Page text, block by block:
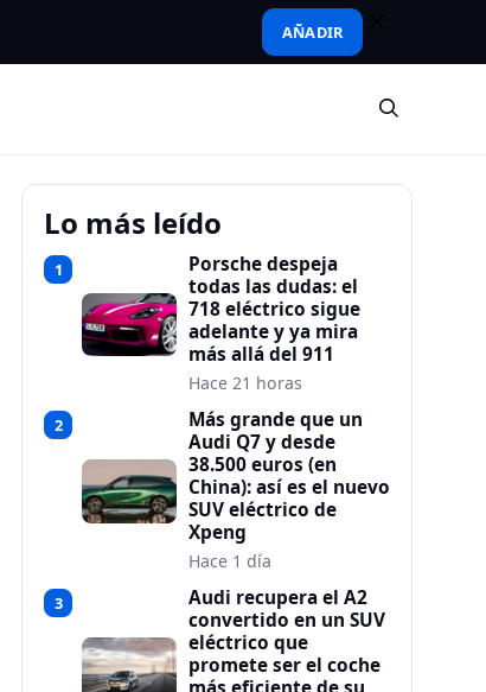
AÑADIR
Lo más leído
1
Porsche despeja
todas las dudas: el
718 eléctrico sigue
adelante y ya mira
más allá del 911
Hace 21 horas
2
Más grande que un
Audi Q7 y desde
38.500 euros (en
China): así es el nuevo
SUV eléctrico de
Xpeng
Hace 1 día
3
Audi recupera el A2
convertido en un SUV
eléctrico que
promete ser el coche